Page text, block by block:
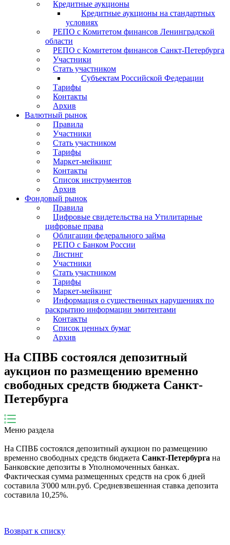
Кредитные аукционы
Кредитные аукционы на стандартных
условиях
РЕПО с Комитетом финансов Ленинградской
области
РЕПО с Комитетом финансов Санкт-Петербурга
Участники
Стать участником
Субъектам Российской Федерации
Тарифы
Контакты
Архив
Валютный рынок
Правила
Участники
Стать участником
Тарифы
Маркет-мейкинг
Контакты
Список инструментов
Архив
Фондовый рынок
Правила
Цифровые свидетельства на Утилитарные
цифровые права
Облигации федерального займа
РЕПО с Банком России
Листинг
Участники
Стать участником
Тарифы
Маркет-мейкинг
Информация о существенных нарушениях по
раскрытию информации эмитентами
Контакты
Список ценных бумаг
Архив
На СПВБ состоялся депозитный
аукцион по размещению временно
свободных средств бюджета Санкт-
Петербурга
Меню раздела
На СПВБ состоялся депозитный аукцион по размещению
временно свободных средств бюджета Санкт-Петербурга на
Банковские депозиты в Уполномоченных банках.
Фактическая сумма размещенных средств на срок 6 дней
составила 3'000 млн.руб. Средневзвешенная ставка депозита
составила 10,25%.
Возврат к списку